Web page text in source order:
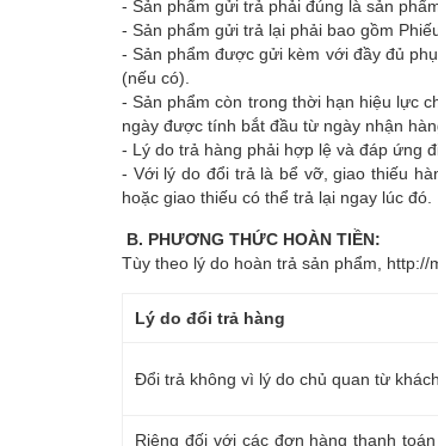
- Sản phẩm gửi trả phải đúng là sản
- Sản phẩm gửi trả lại phải bao gồm
- Sản phẩm được gửi kèm với đầy đủ
(nếu có).
- Sản phẩm còn trong thời hạn hiệu lực
ngày được tính bắt đầu từ ngày nhận
- Lý do trả hàng phải hợp lệ và đáp ứng
- Với lý do đổi trả là bể vỡ, giao thiếu
hoặc giao thiếu có thể trả lại ngay lúc đó.
B. PHƯƠNG THỨC HOÀN TIỀN:
Tùy theo lý do hoàn trả sản phẩm, http://
Lý do đổi trả hàng
Đổi trả không vì lý do chủ quan từ
Riêng đối với các đơn hàng thanh